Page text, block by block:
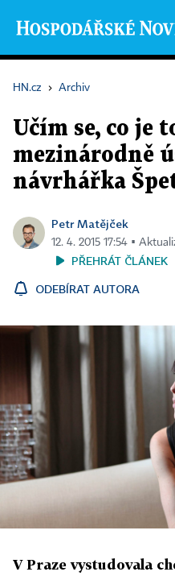
HN.cz › Archiv
Učím se, co je
mezinárodně
návrhářka
Petr Matějček
12. 4. 2015 17:54 ▪
PŘEHRÁT ČLÁNEK
ODEBÍRAT AUTORA
V Praze vystudovala